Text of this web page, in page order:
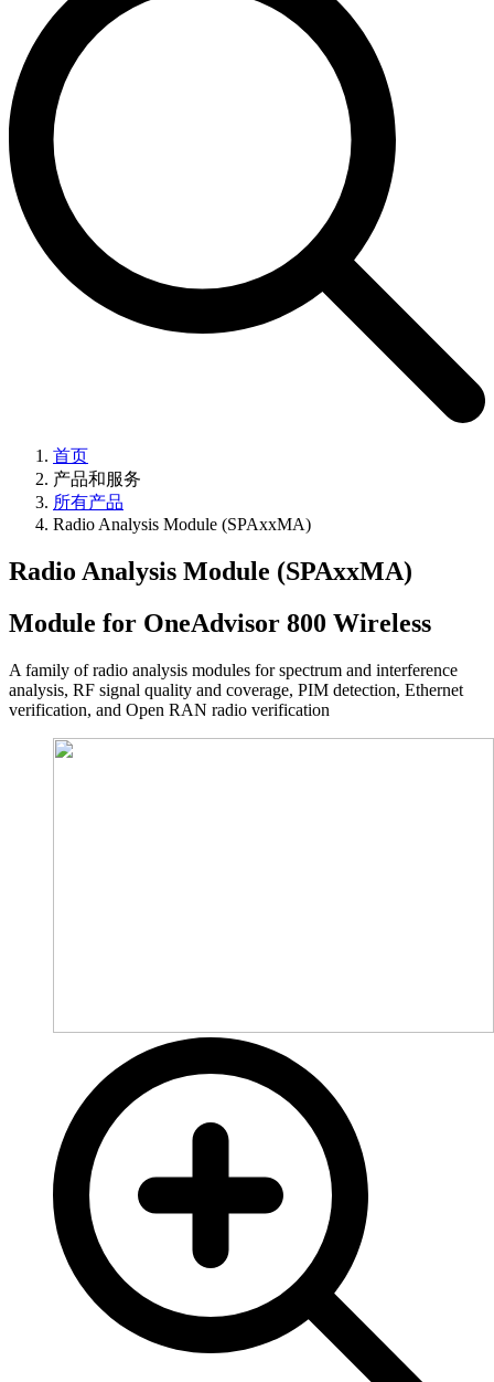
首页
产品和服务
所有产品
Radio Analysis Module (SPAxxMA)
Radio Analysis Module (SPAxxMA)
Module for OneAdvisor 800 Wireless
A family of radio analysis modules for spectrum and interference
analysis, RF signal quality and coverage, PIM detection, Ethernet
verification, and Open RAN radio verification